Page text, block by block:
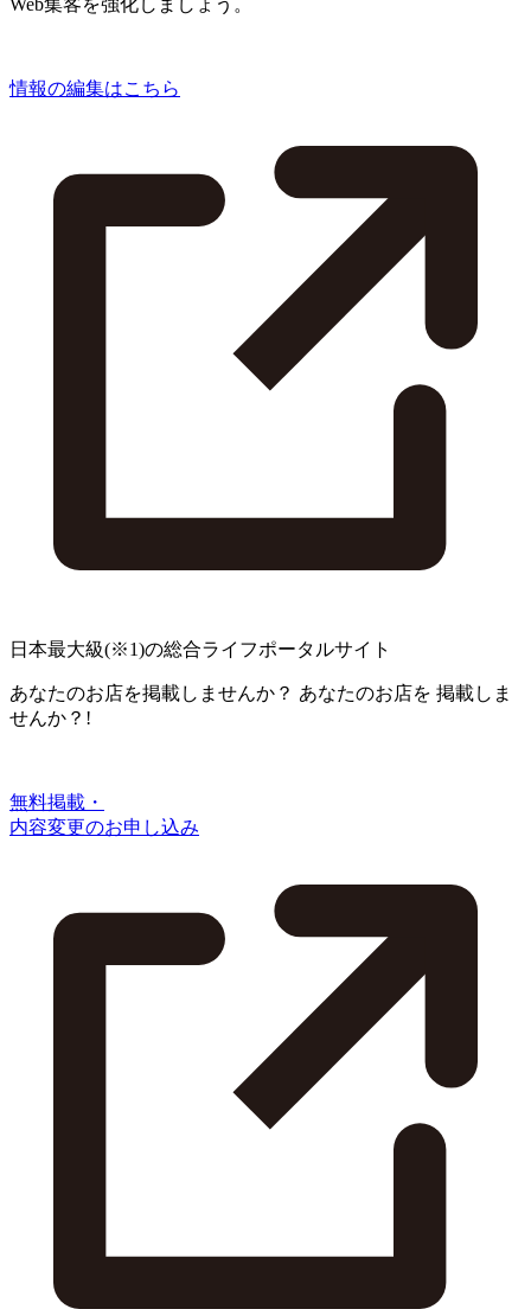
情報の編集はこちら
日本最大級(※1)の総合ライフポータルサイト
あなたのお店を掲載しませんか？ あなたのお店を 掲載しま
せんか？!
無料掲載・
内容変更のお申し込み